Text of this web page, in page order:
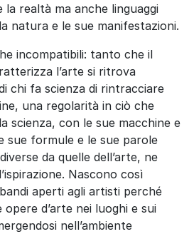
la realtà ma anche linguaggi
natura e le sue manifestazioni.
incompatibili: tanto che il
l’arte si ritrova
chi fa scienza di rintracciare
una regolarità in ciò che
scienza, con le sue macchine e
sue formule e le sue parole
da quelle dell’arte, ne
Nascono così
aperti agli artisti perché
d’arte nei luoghi e sui
nell’ambiente